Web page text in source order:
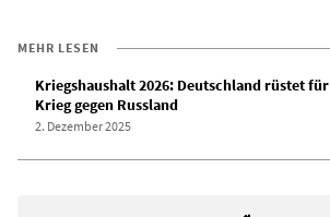
MEHR LESEN
Kriegshaushalt 2026: Deutschland rüstet für
Krieg gegen Russland
2. Dezember 2025